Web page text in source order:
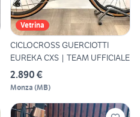
Vetrina
CICLOCROSS GUERCIOTTI
EUREKA CXS | TEAM UFFICIALE
2.890 €
Monza (MB)